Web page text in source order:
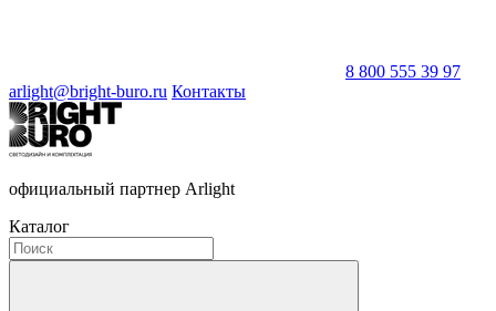
8 800 555 39 97
arlight@bright-buro.ru Контакты
официальный партнер Arlight
Каталог